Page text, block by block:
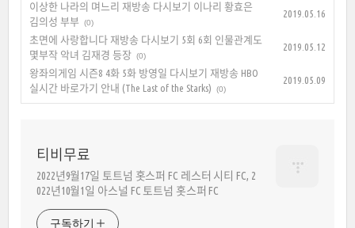
이상한 나라의 며느리 재방송 다시보기 이나리 황효은
김의성 부부
(0)
2019.05.16
초면에 사랑합니다 재방송 다시보기 5회 6회 인물관계도
몇부작 악녀 김재경 등장 (0)
2019.05.12
왕좌의게임 시즌8 4화 5화 방영일 다시보기 재방송 HBO
실시간 바로가기 안내 (The Last of the Starks)
(0)
2019.05.09
티비무료
2022년9월17일 토트넘 홋스퍼 FC 레스터 시티 FC, 2
022년10월1일 아스널 FC 토트넘 홋스퍼 FC
구독하기